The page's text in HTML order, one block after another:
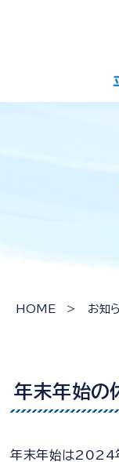
HOME > お知
年末年始の
年末年始は2024